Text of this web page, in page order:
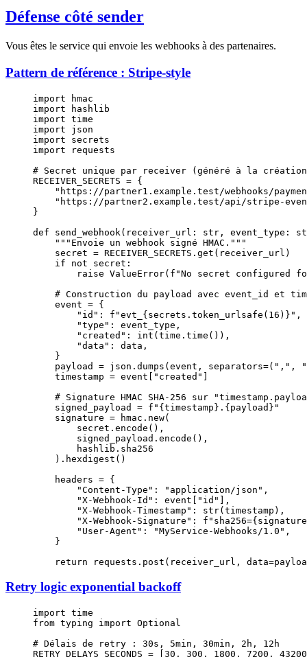
Défense côté sender
Vous êtes le service qui envoie les webhooks à des partenaires.
Pattern de référence : Stripe-style
import hmac
import hashlib
import time
import json
import secrets
import requests
# Secret unique par receiver (généré à la création
RECEIVER_SECRETS = {
"https://partner1.example.test/webhooks/
"https://partner2.example.test/api/stripe-
}
def send_webhook (receiver_url: str , event_type:
    """Envoie un webhook signé HMAC."""
    secret
= RECEIVER_SECRETS .get(receiver_url)
    if
not secret:
        raise
ValueError( f "No secret configured
# Construction du payload avec event_id et
    event
= {
        "id"
: f "evt_ {secrets.token_urlsafe( 16 ) } "
        "type"
: event_type,
        "created"
: int
        "data"
: data,
    }
    payload
= json.dumps(event, separators=( "," ,
    timestamp
= event[ "created" ]
# Signature HMAC SHA-256 sur
    signed_payload
= f " {timestamp} . {payload } "
    signature
= hmac.new(
        secret.encode(),
        signed_payload.encode(),
        hashlib.sha256
    ).hexdigest()
    headers
= {
        "Content-Type"
: "application/json" ,
        "X-Webhook-Id"
: event[ "id" ],
        "X-Webhook-Timestamp"
: str(timestamp),
        "X-Webhook-Signature"
: f "sha256={signature
        "User-Agent"
: "MyService-Webhooks/1.0" ,
    }
    return
requests.post(receiver_url, data=
Retry logic exponential backoff
import time
from typing import Optional
# Délais de retry : 30s, 5min, 30min, 2h, 12h
RETRY_DELAYS_SECONDS = 30 , 300 , 1800 , 7200 , 43200